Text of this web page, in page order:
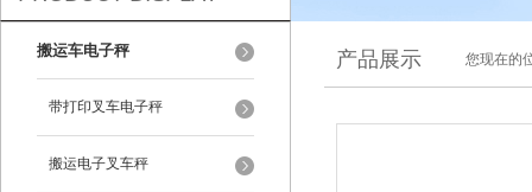
搬运车电子秤
带打印叉车电子秤
搬运电子叉车秤
产品展示 您现在的